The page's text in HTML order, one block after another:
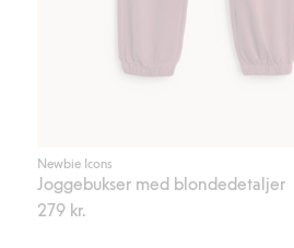
Newbie Icons
Joggebukser med blondedetaljer
279 kr.